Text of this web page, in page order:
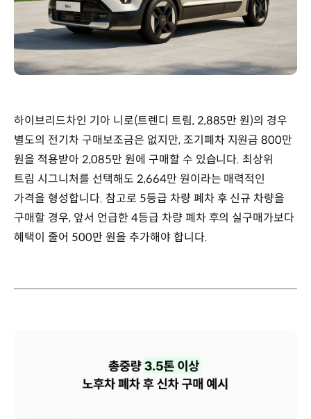
하이브리드차인 기아 니로(트렌디 트림, 2,885만 원)의 경우
별도의 전기차 구매보조금은 없지만, 조기폐차 지원금 800만
원을 적용받아 2,085만 원에 구매할 수 있습니다. 최상위
트림 시그니처를 선택해도 2,664만 원이라는 매력적인
가격을 형성합니다. 참고로 5등급 차량 폐차 후 신규 차량을
구매할 경우, 앞서 언급한 4등급 차량 폐차 후의 실구매가보다
혜택이 줄어 500만 원을 추가해야 합니다.